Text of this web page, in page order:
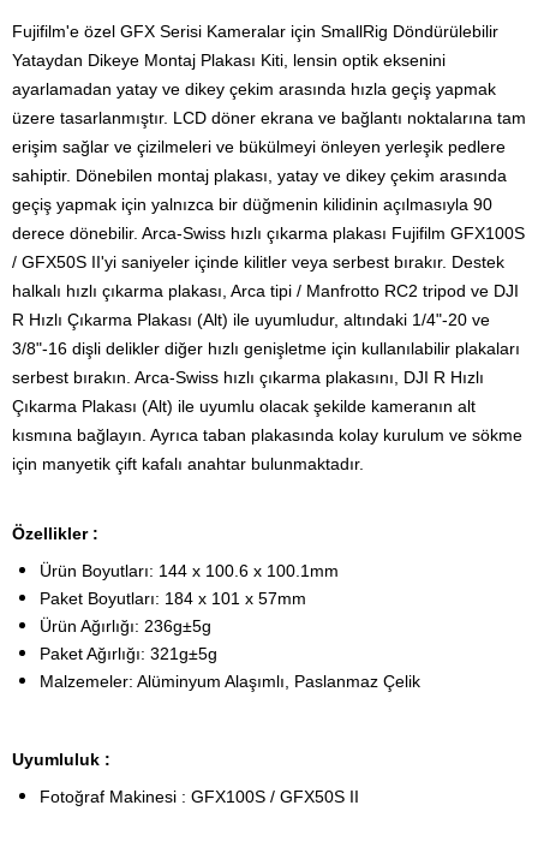
Fujifilm'e özel GFX Serisi Kameralar için SmallRig Döndürülebilir
Yataydan Dikeye Montaj Plakası Kiti, lensin optik eksenini
ayarlamadan yatay ve dikey çekim arasında hızla geçiş yapmak
üzere tasarlanmıştır. LCD döner ekrana ve bağlantı noktalarına tam
erişim sağlar ve çizilmeleri ve bükülmeyi önleyen yerleşik pedlere
sahiptir. Dönebilen montaj plakası, yatay ve dikey çekim arasında
geçiş yapmak için yalnızca bir düğmenin kilidinin açılmasıyla 90
derece dönebilir. Arca-Swiss hızlı çıkarma plakası Fujifilm GFX100S
/ GFX50S II'yi saniyeler içinde kilitler veya serbest bırakır. Destek
halkalı hızlı çıkarma plakası, Arca tipi / Manfrotto RC2 tripod ve DJI
R Hızlı Çıkarma Plakası (Alt) ile uyumludur, altındaki 1/4"-20 ve
3/8"-16 dişli delikler diğer hızlı genişletme için kullanılabilir plakaları
serbest bırakın. Arca-Swiss hızlı çıkarma plakasını, DJI R Hızlı
Çıkarma Plakası (Alt) ile uyumlu olacak şekilde kameranın alt
kısmına bağlayın. Ayrıca taban plakasında kolay kurulum ve sökme
için manyetik çift kafalı anahtar bulunmaktadır.
Özellikler :
Ürün Boyutları: 144 x 100.6 x 100.1mm
Paket Boyutları: 184 x 101 x 57mm
Ürün Ağırlığı: 236g±5g
Paket Ağırlığı: 321g±5g
Malzemeler: Alüminyum Alaşımlı, Paslanmaz Çelik
Uyumluluk :
Fotoğraf Makinesi : GFX100S / GFX50S II